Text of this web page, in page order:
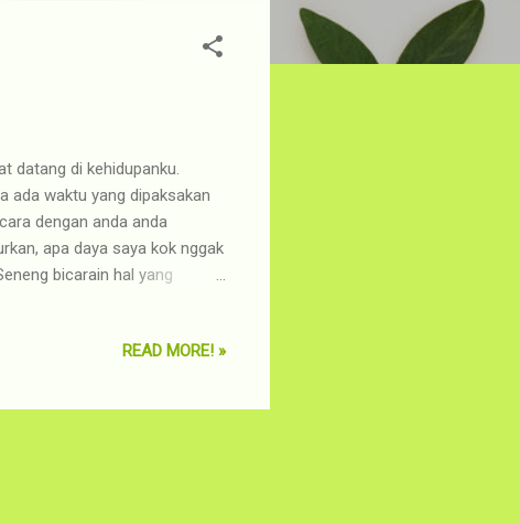
datang di kehidupanku.
ada waktu yang dipaksakan
dengan anda anda
apa daya saya kok nggak
bicarain hal yang
Sumpah yah, susah banget
kita coba lagi ya :" Fokus
READ MORE! »